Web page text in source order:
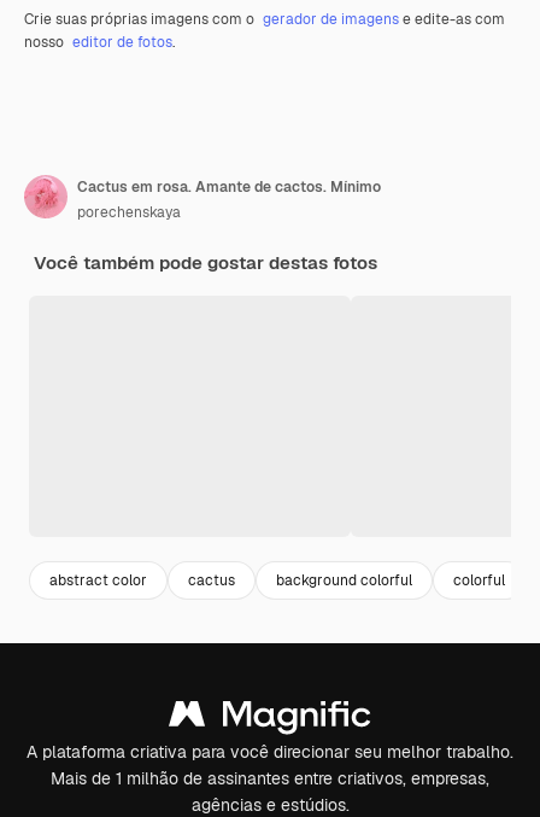
Crie suas próprias imagens com o gerador de imagense edite-as com
nosso editor de fotos.
Cactus em rosa. Amante de cactos. Mínimo
porechenskaya
Você também pode gostar destas fotos
abstract color cactus background colorful colorful
A plataforma criativa para você direcionar seu melhor trabalho.
Mais de 1 milhão de assinantes entre criativos, empresas,
agências e estúdios.